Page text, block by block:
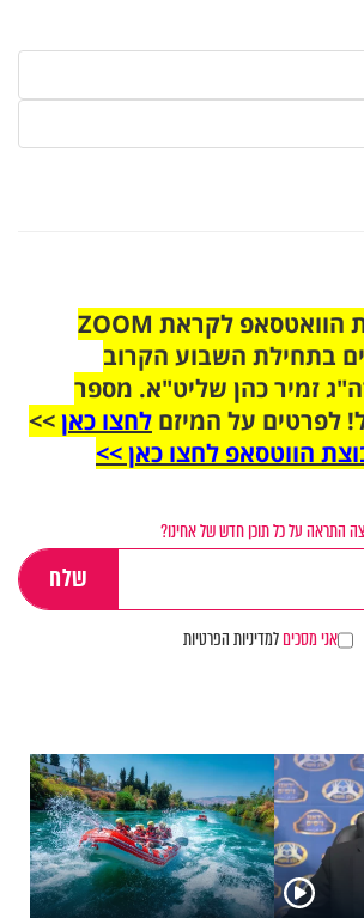
הצטרפו לקבוצת הוואטסאפ לקראת ZOOM
בתחילת השבוע הקרוב
זמיר כהן שליט"א. מספר
לפרטים על המיזם לחצו כאן>>
הווטסאפ לחצו כאן >>
התראה על כל תוכן חדש של אחינו?
אני מסכיםלמדיניות הפרטיות